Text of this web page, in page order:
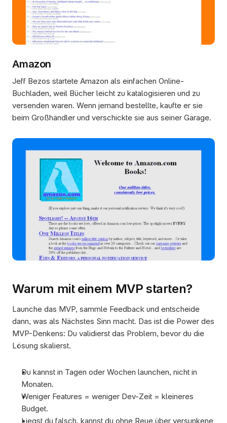
Amazon
Jeff Bezos startete Amazon als einfachen Online-
Buchladen, weil Bücher leicht zu katalogisieren und zu
versenden waren. Wenn jemand bestellte, kaufte er sie
beim Großhändler und verschickte sie aus seiner Garage.
Warum mit einem MVP starten?
Launche das MVP, sammle Feedback und entscheide
dann, was als Nächstes Sinn macht. Das ist die Power des
MVP-Denkens: Du validierst das Problem, bevor du die
Lösung skalierst.
Du kannst in Tagen oder Wochen launchen, nicht in
Monaten.
Weniger Features = weniger Dev-Zeit = kleineres
Budget.
Liegst du falsch, kannst du ohne Reue über versunkene